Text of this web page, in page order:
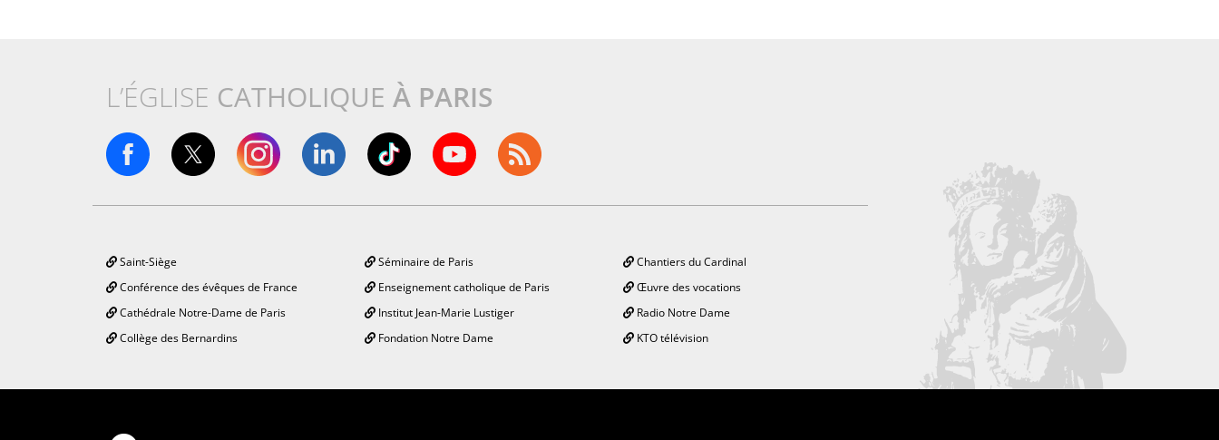
L’ÉGLISE CATHOLIQUE À PARIS
Saint-Siège
Conférence des évêques de France
Cathédrale Notre-Dame de Paris
Collège des Bernardins
Séminaire de Paris
Enseignement catholique de Paris
Institut Jean-Marie Lustiger
Fondation Notre Dame
Chantiers du Cardinal
Œuvre des vocations
Radio Notre Dame
KTO télévision